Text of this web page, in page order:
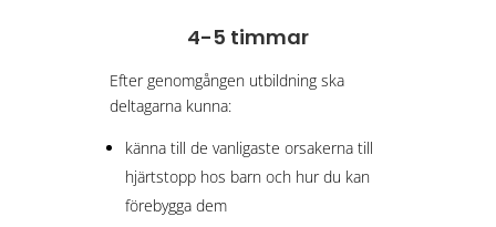
4-5 timmar
Efter genomgången utbildning ska
deltagarna kunna:
känna till de vanligaste orsakerna till
hjärtstopp hos barn och hur du kan
förebygga dem